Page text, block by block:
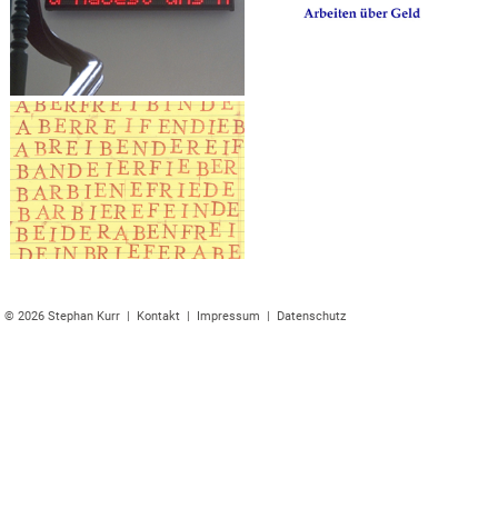
© 2026 Stephan Kurr | Kontakt | Impressum | Datenschutz